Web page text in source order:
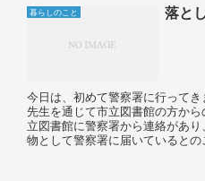
暮らしのこと 落と
今日は、初めて警察署に行って
先生を通じて市立図書館の方か
立図書館に警察署から連絡があ
物として警察署に届いていると